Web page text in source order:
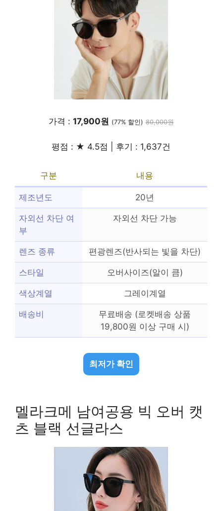
가격 : 17,900원 (77% 할인) 80,000원
평점 : ★ 4.5점 | 후기 : 1,637건
구분 내용
제조년도 20년
자외선 차단 여
부
자외선 차단 가능
렌즈 종류 편광렌즈(반사되는 빛을 차단)
스타일 오버사이즈(알이 큼)
색상계열 그레이계열
배송비
무료배송 (로켓배송 상품
19,800원 이상 구매 시)
최저가 확인
멜라크메 남여공용 빅 오버 캣
츠 블랙 선글라스